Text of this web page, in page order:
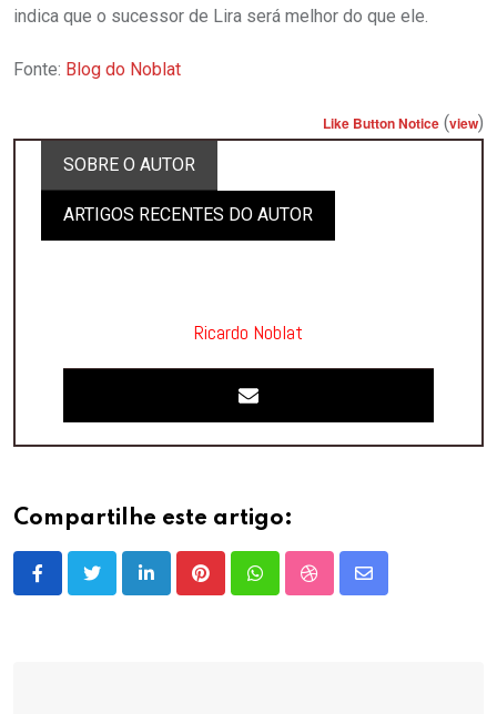
indica que o sucessor de Lira será melhor do que ele.
Fonte: Blog do Noblat
Like Button Notice (view)
SOBRE O AUTOR
ARTIGOS RECENTES DO AUTOR
Ricardo Noblat
Compartilhe este artigo:
LinkedInPinterestWhatsappStumbleUpon
Share